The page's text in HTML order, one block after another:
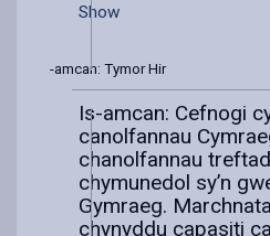
Show
Is-amcan: Tymor Hir
Is-amcan: Cefnogi
canolfannau
chanolfannau
chymunedol sy’n
Gymraeg.
chynyddu capasiti